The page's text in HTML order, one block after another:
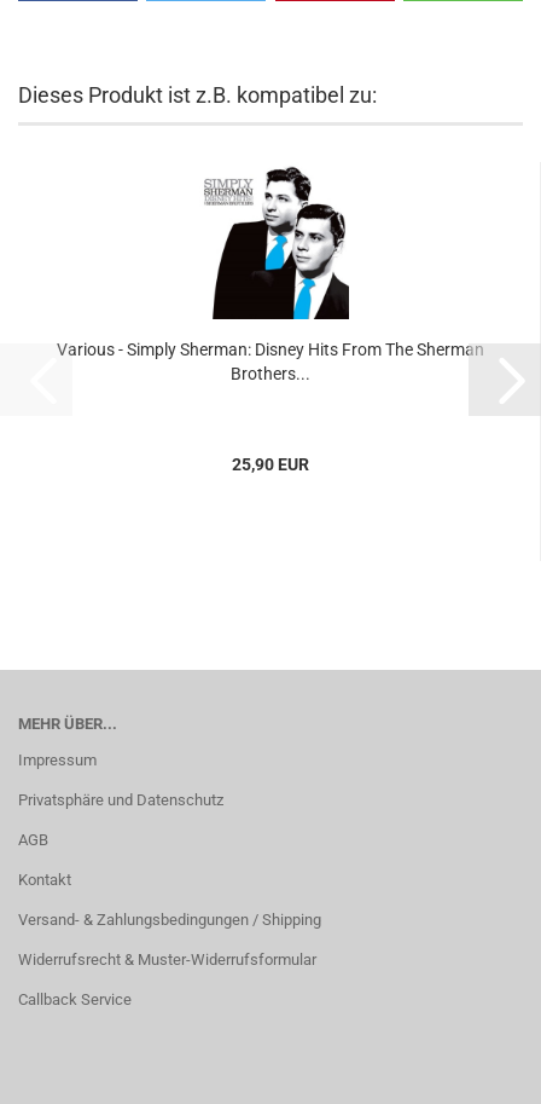
Dieses Produkt ist z.B. kompatibel zu:
Various - Simply Sherman: Disney Hits From The Sherman
Brothers...
25,90 EUR
MEHR ÜBER...
Impressum
Privatsphäre und Datenschutz
AGB
Kontakt
Versand- & Zahlungsbedingungen / Shipping
Widerrufsrecht & Muster-Widerrufsformular
Callback Service